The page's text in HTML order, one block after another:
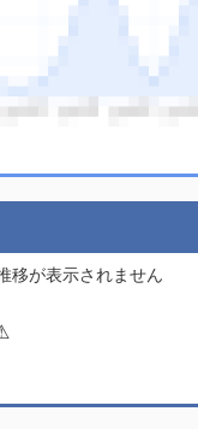
移が表示されません